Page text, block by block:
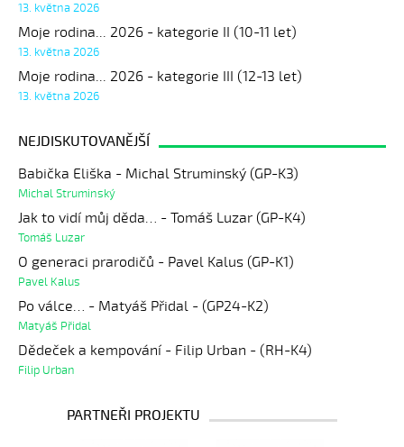
13. května 2026
Moje rodina... 2026 - kategorie II (10-11 let)
13. května 2026
Moje rodina... 2026 - kategorie III (12-13 let)
13. května 2026
NEJDISKUTOVANĚJŠÍ
Babička Eliška - Michal Struminský (GP-K3)
Michal Struminský
Jak to vidí můj děda… - Tomáš Luzar (GP-K4)
Tomáš Luzar
O generaci prarodičů - Pavel Kalus (GP-K1)
Pavel Kalus
Po válce… - Matyáš Přidal - (GP24-K2)
Matyáš Přidal
Dědeček a kempování - Filip Urban - (RH-K4)
Filip Urban
PARTNEŘI PROJEKTU